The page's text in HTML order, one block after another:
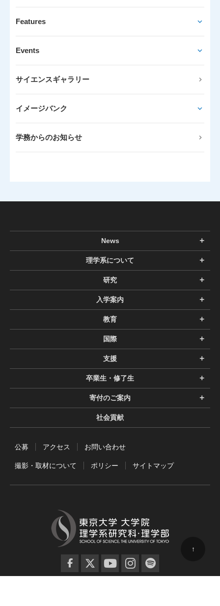
Features
Events
サイエンスギャラリー
イメージバンク
学務からのお知らせ
News
理学系について
研究
入学案内
教育
国際
支援
卒業生・修了生
寄付のご案内
社会貢献
公募 アクセス お問い合わせ
撮影・取材について ポリシー サイトマップ
facebooktwitterYouTubeinstagramspotify
↑